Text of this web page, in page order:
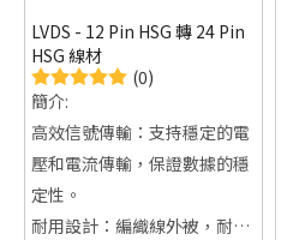
LVDS - 12 Pin HSG 轉 24 Pin
HSG 線材
(0)
簡介:
高效信號傳輸：支持穩定的電
壓和電流傳輸，保證數據的穩
定性。
耐用設計：編織線外被，耐